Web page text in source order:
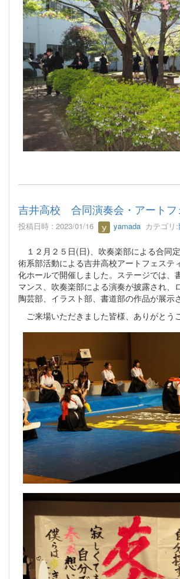
吉井高校 合同演奏会・アートフ
投稿日時 : 2023/01/16 yamada カテゴリ:
１２月２５日(日)、吹奏楽部による合同
術系部活動による吉井高校アートフェステ
化ホールで開催しました。ステージでは、
マンス、吹奏楽部による演奏が披露され、
陶芸部、イラスト部、書道部の作品が展示
ご来場いただきました皆様、ありがとう